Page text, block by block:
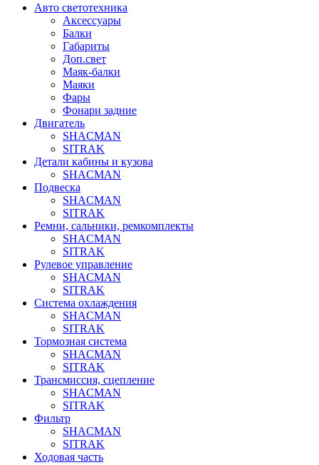
Авто светотехника
Аксессуары
Балки
Габариты
Доп.свет
Маяк-балки
Маяки
Фары
Фонари задние
Двигатель
SHACMAN
SITRAK
Детали кабины и кузова
SHACMAN
Подвеска
SHACMAN
SITRAK
Ремни, сальники, ремкомплекты
SHACMAN
SITRAK
Рулевое управление
SHACMAN
SITRAK
Система охлаждения
SHACMAN
SITRAK
Тормозная система
SHACMAN
SITRAK
Трансмиссия, сцепление
SHACMAN
SITRAK
Фильтр
SHACMAN
SITRAK
Ходовая часть